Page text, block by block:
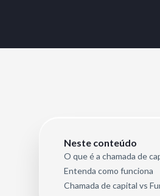
Neste conteúdo
O que é a chamada de
Entenda como funciona
Chamada de capital vs